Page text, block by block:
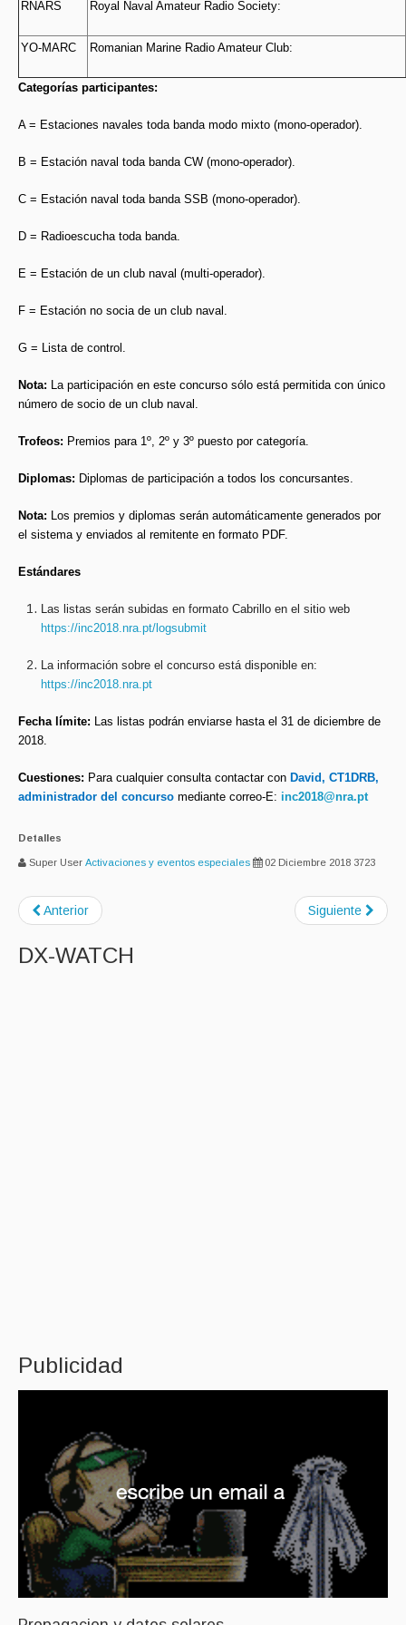
RNARS Royal Naval Amateur Radio Society:
YO-MARC Romanian Marine Radio Amateur Club:
Categorías participantes:
A = Estaciones navales toda banda modo mixto (mono-operador).
B = Estación naval toda banda CW (mono-operador).
C = Estación naval toda banda SSB (mono-operador).
D = Radioescucha toda banda.
E = Estación de un club naval (multi-operador).
F = Estación no socia de un club naval.
G = Lista de control.
Nota: La participación en este concurso sólo está permitida con único
número de socio de un club naval.
Trofeos: Premios para 1º, 2º y 3º puesto por categoría.
Diplomas: Diplomas de participación a todos los concursantes.
Nota: Los premios y diplomas serán automáticamente generados por
el sistema y enviados al remitente en formato PDF.
Estándares
Las listas serán subidas en formato Cabrillo en el sitio web
https://inc2018.nra.pt/logsubmit
La información sobre el concurso está disponible en:
https://inc2018.nra.pt
Fecha límite: Las listas podrán enviarse hasta el 31 de diciembre de
2018.
Cuestiones: Para cualquier consulta contactar con David, CT1DRB,
administrador del concurso mediante correo-E: inc2018@nra.pt
Detalles
Super User Activaciones y eventos especiales 02 Diciembre 2018 3723
Anterior Siguiente
DX-WATCH
Publicidad